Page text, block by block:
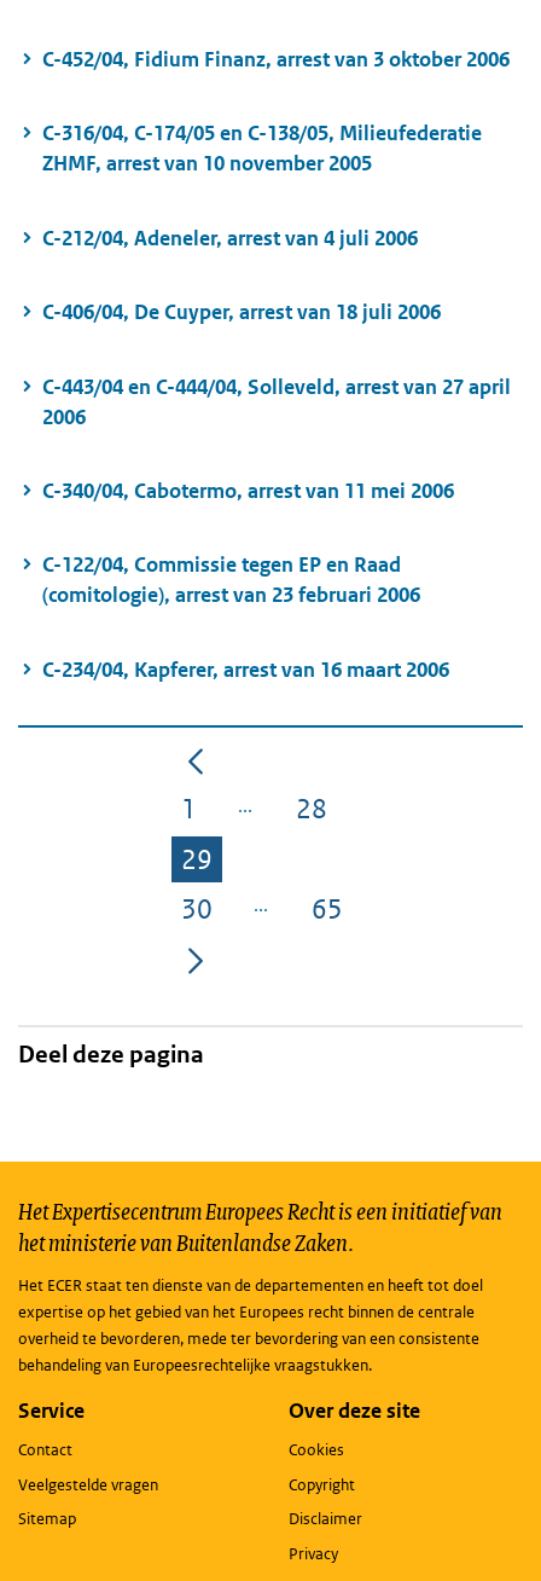
C-452/04, Fidium Finanz, arrest van 3 oktober 2006
C-316/04, C-174/05 en C-138/05, Milieufederatie
ZHMF, arrest van 10 november 2005
C-212/04, Adeneler, arrest van 4 juli 2006
C-406/04, De Cuyper, arrest van 18 juli 2006
C-443/04 en C-444/04, Solleveld, arrest van 27 april
2006
C-340/04, Cabotermo, arrest van 11 mei 2006
C-122/04, Commissie tegen EP en Raad
(comitologie), arrest van 23 februari 2006
C-234/04, Kapferer, arrest van 16 maart 2006
Pagina
1 Pagina
28
Pagina
29
Pagina
30 Pagina
65
Deel deze pagina
Het Expertisecentrum Europees Recht is een initiatief van
het ministerie van Buitenlandse Zaken.
Het ECER staat ten dienste van de departementen en heeft tot doel
expertise op het gebied van het Europees recht binnen de centrale
overheid te bevorderen, mede ter bevordering van een consistente
behandeling van Europeesrechtelijke vraagstukken.
Service
Contact
Veelgestelde vragen
Sitemap
Over deze site
Cookies
Copyright
Disclaimer
Privacy